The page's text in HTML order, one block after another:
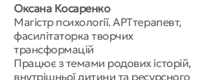
Оксана Косаренко
Магістр психології. АРТтерапевт,
фасилітаторка творчих
трансформацій
Працює з темами родових історій,
внутрішньої дитини та ресурсного